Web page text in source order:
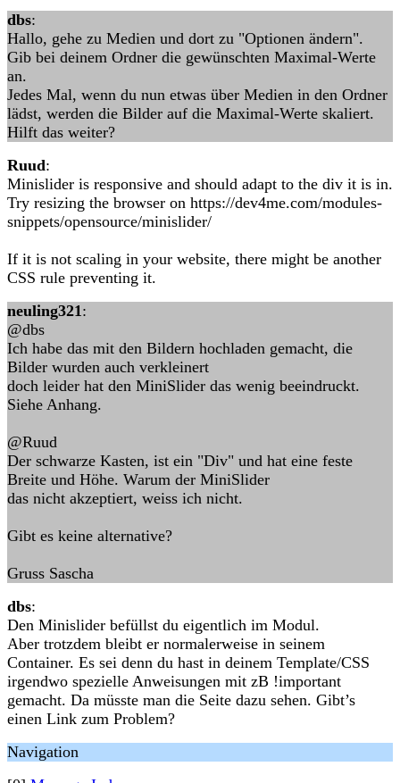
dbs:
Hallo, gehe zu Medien und dort zu "Optionen ändern".
Gib bei deinem Ordner die gewünschten Maximal-Werte
an.
Jedes Mal, wenn du nun etwas über Medien in den Ordner
lädst, werden die Bilder auf die Maximal-Werte skaliert.
Hilft das weiter?
Ruud:
Minislider is responsive and should adapt to the div it is in.
Try resizing the browser on https://dev4me.com/modules-
snippets/opensource/minislider/
If it is not scaling in your website, there might be another
CSS rule preventing it.
neuling321:
@dbs
Ich habe das mit den Bildern hochladen gemacht, die
Bilder wurden auch verkleinert
doch leider hat den MiniSlider das wenig beeindruckt.
Siehe Anhang.
@Ruud
Der schwarze Kasten, ist ein "Div" und hat eine feste
Breite und Höhe. Warum der MiniSlider
das nicht akzeptiert, weiss ich nicht.
Gibt es keine alternative?
Gruss Sascha
dbs:
Den Minislider befüllst du eigentlich im Modul.
Aber trotzdem bleibt er normalerweise in seinem
Container. Es sei denn du hast in deinem Template/CSS
irgendwo spezielle Anweisungen mit zB !important
gemacht. Da müsste man die Seite dazu sehen. Gibt’s
einen Link zum Problem?
Navigation